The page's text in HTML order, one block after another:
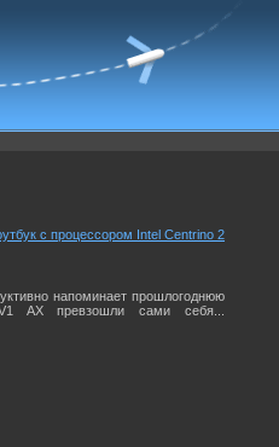
с процессором Intel Centrino 2
напоминает прошлогоднюю
AX превзошли сами себя...